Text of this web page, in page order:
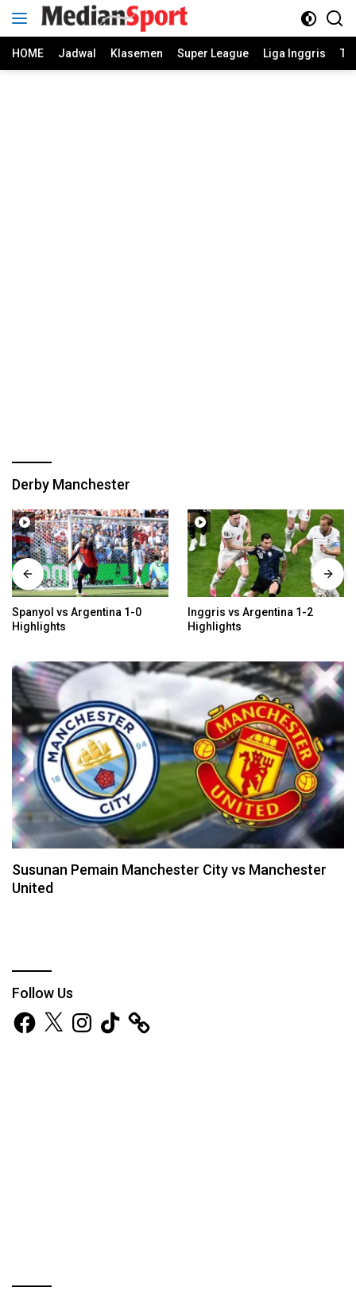
HOME Jadwal Klasemen Super League Liga Inggris
Derby Manchester
Inggris vs Argentina 1-2
Highlights
Meksiko vs Inggris 2-3
Highlights
Susunan Pemain Manchester City vs Manchester
United
Follow Us
Facebook
X Instagram
TikTok